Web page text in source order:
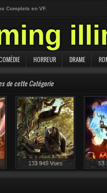
Complets en VF.
HORREUR DRAME
de cette Catégorie
133 945 Vues 53